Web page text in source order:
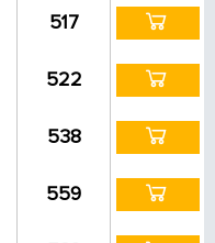
517
522
538
559